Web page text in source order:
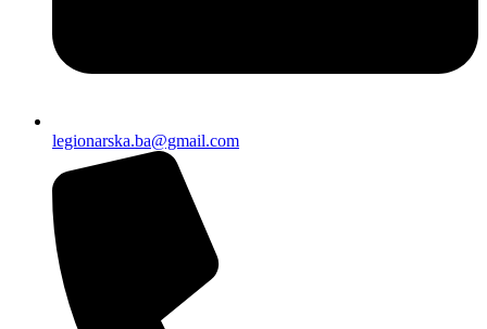
legionarska.ba@gmail.com